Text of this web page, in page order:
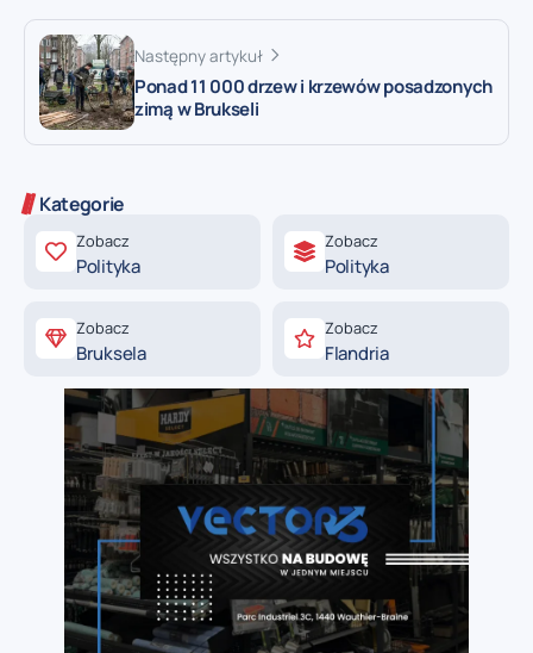
Następny artykuł
Ponad 11 000 drzew i krzewów posadzonych
zimą w Brukseli
Kategorie
Zobacz
Polityka
Zobacz
Polityka
Zobacz
Bruksela
Zobacz
Flandria